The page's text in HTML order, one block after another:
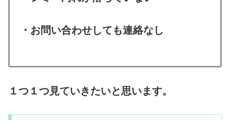
・お問い合わせしても連絡なし
１つ１つ見ていきたいと思います。